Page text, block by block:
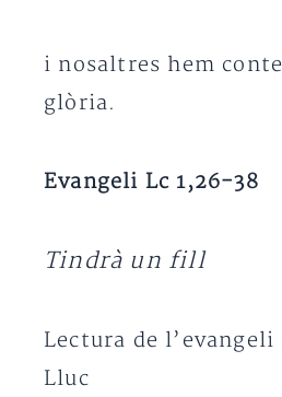
i nosaltres hem
glòria.
Evangeli Lc 1,26-38
Tindrà un fill
Lectura de l’evangeli
Lluc